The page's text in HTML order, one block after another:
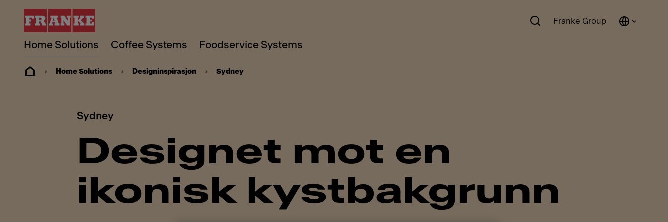
Home Solutions Coffee Systems Foodservice Systems
Franke Group
Home Solutions Designinspirasjon Sydney
Sydney
Designet mot en
ikonisk kystbakgrunn